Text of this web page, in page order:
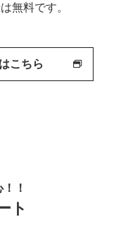
無料です。
こちら
！
ト